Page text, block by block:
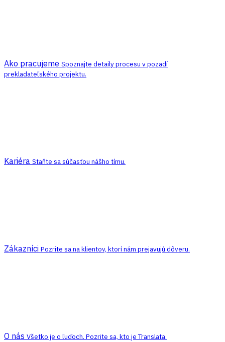
Ako pracujeme Spoznajte detaily procesu v pozadí
prekladateľského projektu.
Kariéra Staňte sa súčasťou nášho tímu.
Zákazníci Pozrite sa na klientov, ktorí nám prejavujú dôveru.
O nás Všetko je o ľuďoch. Pozrite sa, kto je Translata.